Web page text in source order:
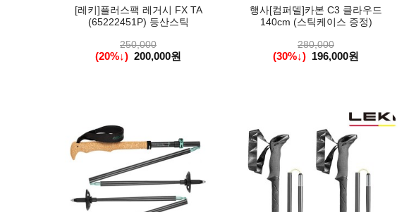
[레키]플러스팩 레거시 FX TA
(65222451P) 등산스틱
250,000
(20%↓) 200,000원
행사[컴퍼델]카본 C3 클라우드
140cm (스틱케이스 증정)
280,000
(30%↓) 196,000원